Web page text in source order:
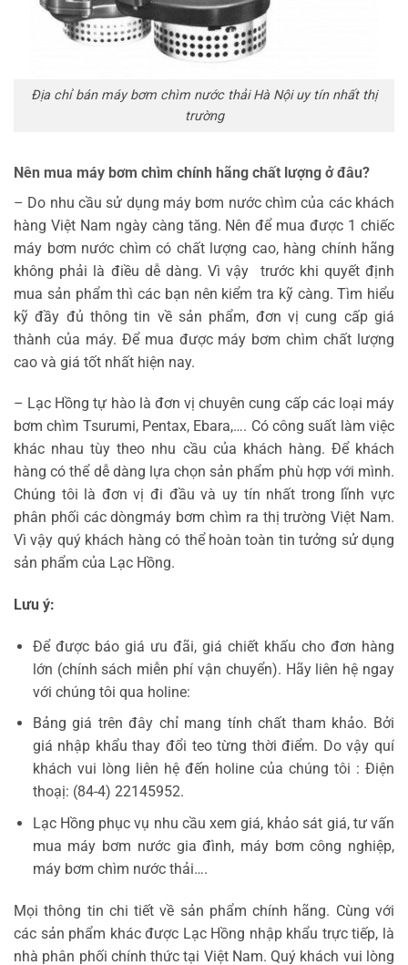
Địa chỉ bán máy bơm chìm nước thải Hà Nội uy tín nhất thị
trường
Nên mua máy bơm chìm chính hãng chất lượng ở đâu?
– Do nhu cầu sử dụng máy bơm nước chìm của các khách
hàng Việt Nam ngày càng tăng. Nên để mua được 1 chiếc
máy bơm nước chìm có chất lượng cao, hàng chính hãng
không phải là điều dễ dàng. Vì vậy trước khi quyết định
mua sản phẩm thì các bạn nên kiểm tra kỹ càng. Tìm hiểu
kỹ đầy đủ thông tin về sản phẩm, đơn vị cung cấp giá
thành của máy. Để mua được máy bơm chìm chất lượng
cao và giá tốt nhất hiện nay.
– Lạc Hồng tự hào là đơn vị chuyên cung cấp các loại máy
bơm chìm Tsurumi, Pentax, Ebara,…. Có công suất làm việc
khác nhau tùy theo nhu cầu của khách hàng. Để khách
hàng có thể dễ dàng lựa chọn sản phẩm phù hợp với mình.
Chúng tôi là đơn vị đi đầu và uy tín nhất trong lĩnh vực
phân phối các dòngmáy bơm chìm ra thị trường Việt Nam.
Vì vậy quý khách hàng có thể hoàn toàn tin tưởng sử dụng
sản phẩm của Lạc Hồng.
Lưu ý:
Để được báo giá ưu đãi, giá chiết khấu cho đơn hàng
lớn (chính sách miễn phí vận chuyển). Hãy liên hệ ngay
với chúng tôi qua holine:
Bảng giá trên đây chỉ mang tính chất tham khảo. Bởi
giá nhập khẩu thay đổi teo từng thời điểm. Do vậy quí
khách vui lòng liên hệ đến holine của chúng tôi : Điện
thoạị: (84-4) 22145952.
Lạc Hồng phục vụ nhu cầu xem giá, khảo sát giá, tư vấn
mua máy bơm nước gia đình, máy bơm công nghiệp,
máy bơm chìm nước thải….
Mọi thông tin chi tiết về sản phẩm chính hãng. Cùng với
các sản phẩm khác được Lạc Hồng nhập khẩu trực tiếp, là
nhà phân phối chính thức tại Việt Nam. Quý khách vui lòng